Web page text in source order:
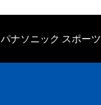
パナソニック スポーツ